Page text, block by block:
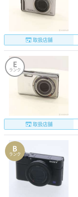
取扱店舗
E
ランク
取扱店舗
B
ランク